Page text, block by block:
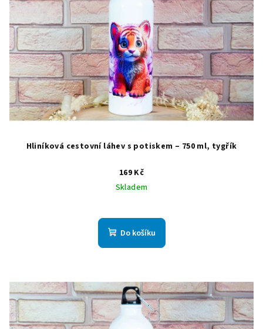
Hliníková cestovní láhev s potiskem – 750 ml, tygřík
169 Kč
Skladem
Do košíku